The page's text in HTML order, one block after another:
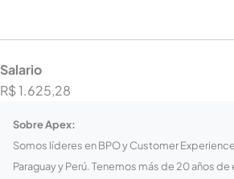
Salario
R$ 1.625,28
Sobre Apex:
Somos líderes en BPO y Customer
Paraguay y Perú. Tenemos más de 20 años